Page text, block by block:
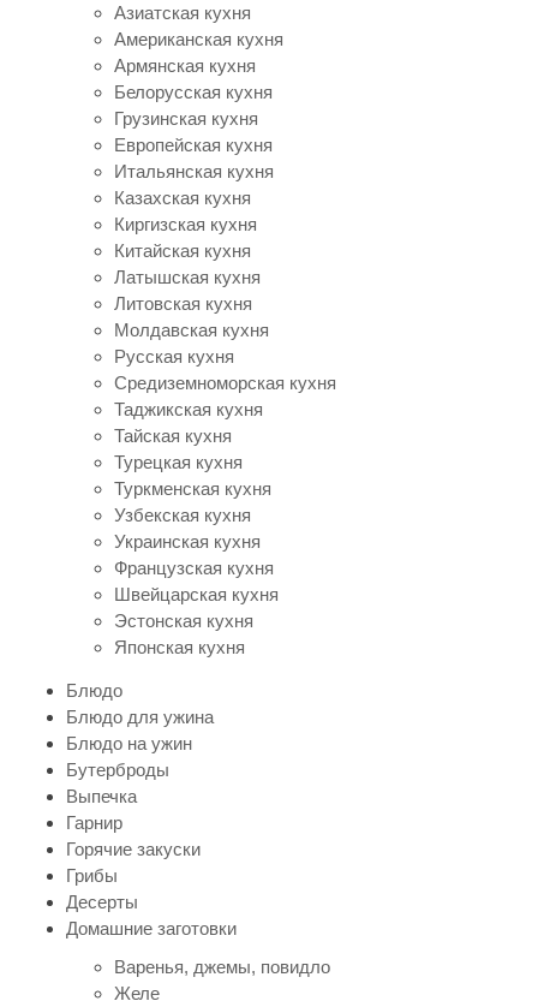
Азиатская кухня
Американская кухня
Армянская кухня
Белорусская кухня
Грузинская кухня
Европейская кухня
Итальянская кухня
Казахская кухня
Киргизская кухня
Китайская кухня
Латышская кухня
Литовская кухня
Молдавская кухня
Русская кухня
Средиземноморская кухня
Таджикская кухня
Тайская кухня
Турецкая кухня
Туркменская кухня
Узбекская кухня
Украинская кухня
Французская кухня
Швейцарская кухня
Эстонская кухня
Японская кухня
Блюдо
Блюдо для ужина
Блюдо на ужин
Бутерброды
Выпечка
Гарнир
Горячие закуски
Грибы
Десерты
Домашние заготовки
Варенья, джемы, повидло
Желе